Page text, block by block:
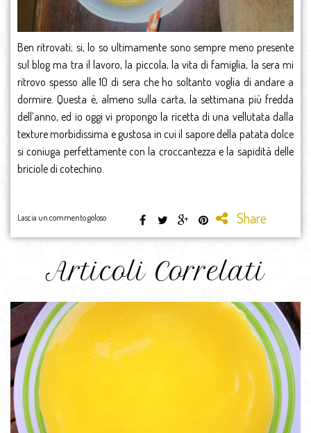
Ben ritrovati; si, lo so ultimamente sono sempre meno presente
sul blog ma tra il lavoro, la piccola, la vita di famiglia, la sera mi
ritrovo spesso alle 10 di sera che ho soltanto voglia di andare a
dormire. Questa è, almeno sulla carta, la settimana più fredda
dell’anno, ed io oggi vi propongo la ricetta di una vellutata dalla
texture morbidissima e gustosa in cui il sapore della patata dolce
si coniuga perfettamente con la croccantezza e la sapidità delle
briciole di cotechino.
Lascia un commento goloso Share
Articoli Correlati